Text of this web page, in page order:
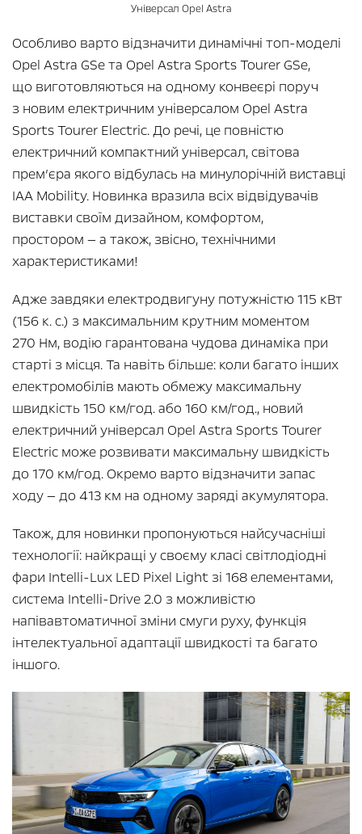
Універсал Opel Astra
Особливо варто відзначити динамічні топ-моделі
Opel Astra GSe та Opel Astra Sports Tourer GSe,
що виготовляються на одному конвеєрі поруч
з новим електричним універсалом Opel Astra
Sports Tourer Electric. До речі, це повністю
електричний компактний універсал, світова
прем’єра якого відбулась на минулорічній виставці
IAA Mobility. Новинка вразила всіх відвідувачів
виставки своїм дизайном, комфортом,
простором — а також, звісно, технічними
характеристиками!
Адже завдяки електродвигуну потужністю 115 кВт
(156 к. с.) з максимальним крутним моментом
270 Нм, водію гарантована чудова динаміка при
старті з місця. Та навіть більше: коли багато інших
електромобілів мають обмежу максимальну
швидкість 150 км/год. або 160 км/год., новий
електричний універсал Opel Astra Sports Tourer
Electric може розвивати максимальну швидкість
до 170 км/год. Окремо варто відзначити запас
ходу — до 413 км на одному заряді акумулятора.
Також, для новинки пропонуються найсучасніші
технології: найкращі у своєму класі світлодіодні
фари Intelli-Lux LED Pixel Light зі 168 елементами,
система Intelli-Drive 2.0 з можливістю
напівавтоматичної зміни смуги руху, функція
інтелектуальної адаптації швидкості та багато
іншого.